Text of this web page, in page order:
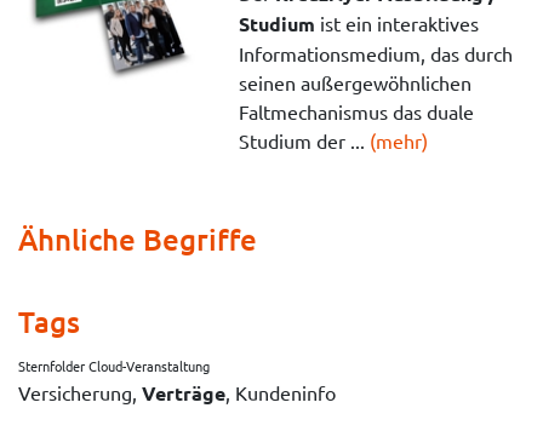
Studium ist ein interaktives
Informationsmedium, das durch
seinen außergewöhnlichen
Faltmechanismus das duale
Studium der ... (mehr)
Ähnliche Begriffe
Tags
Sternfolder Cloud-Veranstaltung
Versicherung, Verträge, Kundeninfo